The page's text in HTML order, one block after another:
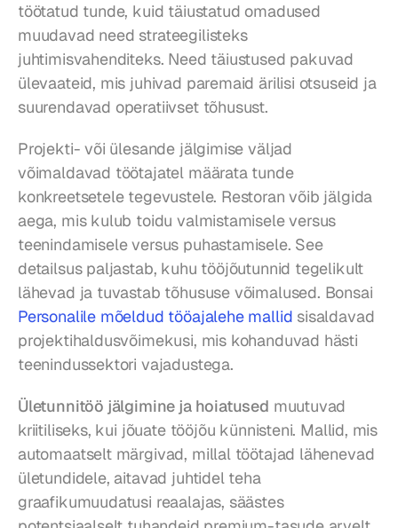
töötatud tunde, kuid täiustatud omadused
muudavad need strateegilisteks
juhtimisvahenditeks. Need täiustused pakuvad
ülevaateid, mis juhivad paremaid ärilisi otsuseid ja
suurendavad operatiivset tõhusust.
Projekti- või ülesande jälgimise väljad
võimaldavad töötajatel määrata tunde
konkreetsetele tegevustele. Restoran võib jälgida
aega, mis kulub toidu valmistamisele versus
teenindamisele versus puhastamisele. See
detailsus paljastab, kuhu tööjõutunnid tegelikult
Personalile mõeldud tööajalehe mallid sisaldavad
projektihaldusvõimekusi, mis kohanduvad hästi
teenindussektori vajadustega.
Ületunnitöö jälgimine ja hoiatused muutuvad
kriitiliseks, kui jõuate tööjõu künnisteni. Mallid, mis
automaatselt märgivad, millal töötajad lähenevad
ületundidele, aitavad juhtidel teha
graafikumuudatusi reaalajas, säästes